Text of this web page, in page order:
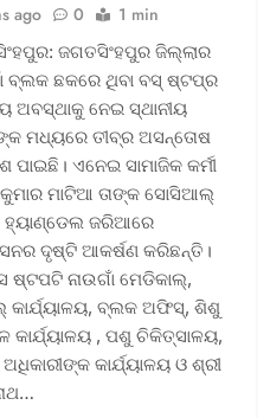
ago
0 1 min
ଜଗତସିଂହପୁର ଜିଲ୍ଲାର
ବ୍ଲକ ଛକରେ ଥିବା ବସ୍‌ ଷ୍ଟପ୍‌ର
ଅବସ୍ଥାକୁ ନେଇ ସ୍ଥାନୀୟ
ମଧ୍ୟରେ ତୀବ୍ର ଅସନ୍ତୋଷ
ପାଇଛି। ଏନେଇ ସାମାଜିକ କର୍ମୀ
ମାଟିଆ ତାଙ୍କ ସୋସିଆଲ୍‌
ଜରିଆରେ
ଦୃଷ୍ଟି ଆକର୍ଷଣ କରିଛନ୍ତି।
ଷ୍ଟପଟି ନାଉଗାଁ ମେଡିକାଲ୍‌,
କାର୍ଯ୍ୟାଳୟ, ବ୍ଲକ ଅଫିସ୍‌, ଶିଶୁ
କାର୍ଯ୍ୟାଳୟ , ପଶୁ ଚିକିତ୍ସାଳୟ,
କାର୍ଯ୍ୟାଳୟ ଓ ଶ୍ରୀ